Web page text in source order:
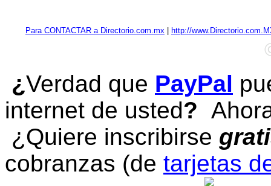
Para CONTACTAR a Directorio.com.mx http://
¿Verdad que PayPal
internet de usted?
¿Quiere inscribirse
cobranzas (de tarjetas